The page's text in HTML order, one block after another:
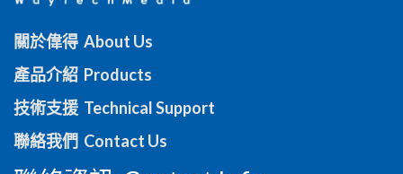
關於偉得 About Us
產品介紹 Products
技術支援 Technical Support
聯絡我們 Contact Us